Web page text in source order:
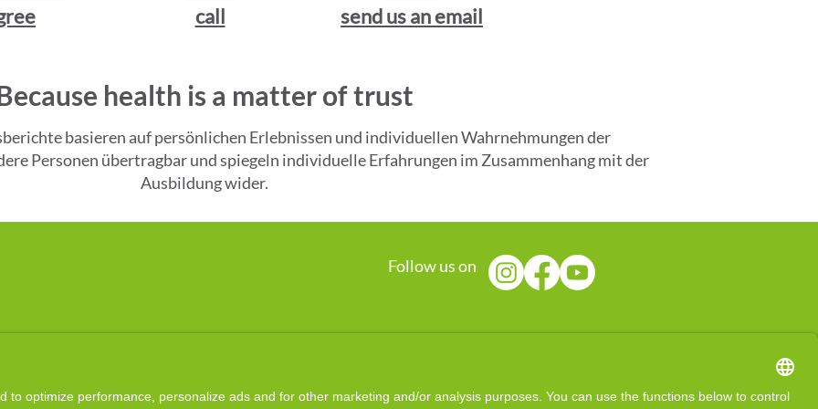
call
send us an email
health is a matter of trust
basieren auf persönlichen Erlebnissen und individuellen Wahrnehmungen der
Personen übertragbar und spiegeln individuelle Erfahrungen im Zusammenhang mit der
Ausbildung wider.
Follow us on
on this website is based on a holistic, energetic approach. It is an energy-specific service aimed at